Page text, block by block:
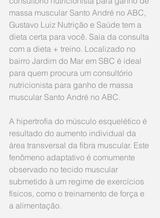
massa muscular Santo André no ABC,
Gustavo Luiz Nutrição e Saúde tem a
dieta certa para você. Saia da consulta
com a dieta + treino. Localizado no
bairro Jardim do Mar em SBC é ideal
para quem procura um consultório
nutricionista para ganho de massa
muscular Santo André no ABC.
A hipertrofia do músculo esquelético é
resultado do aumento individual da
área transversal da fibra muscular. Este
fenômeno adaptativo é comumente
observado no tecido muscular
submetido à um regime de exercícios
físicos, como o treinamento de força e
a alimentação.